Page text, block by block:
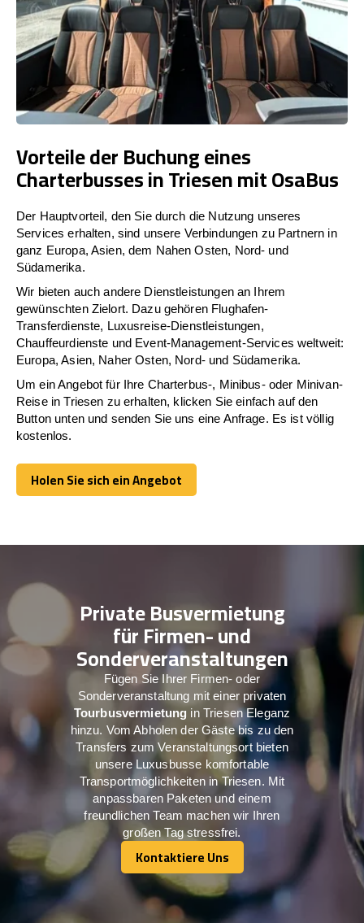
Vorteile der Buchung eines
Charterbusses in Triesen mit OsaBus
Der Hauptvorteil, den Sie durch die Nutzung unseres
Services erhalten, sind unsere Verbindungen zu Partnern in
ganz Europa, Asien, dem Nahen Osten, Nord- und
Südamerika.
Wir bieten auch andere Dienstleistungen an Ihrem
gewünschten Zielort. Dazu gehören Flughafen-
Transferdienste, Luxusreise-Dienstleistungen,
Chauffeurdienste und Event-Management-Services weltweit:
Europa, Asien, Naher Osten, Nord- und Südamerika.
Um ein Angebot für Ihre Charterbus-, Minibus- oder Minivan-
Reise in Triesen zu erhalten, klicken Sie einfach auf den
Button unten und senden Sie uns eine Anfrage. Es ist völlig
kostenlos.
Holen Sie sich ein Angebot
Holen Sie sich ein Angebot
Private Busvermietung
für Firmen- und
Sonderveranstaltungen
Fügen Sie Ihrer Firmen- oder
Sonderveranstaltung mit einer privaten
Tourbusvermietung in Triesen Eleganz
hinzu. Vom Abholen der Gäste bis zu den
Transfers zum Veranstaltungsort bieten
unsere Luxusbusse komfortable
Transportmöglichkeiten in Triesen. Mit
anpassbaren Paketen und einem
freundlichen Team machen wir Ihren
großen Tag stressfrei.
Kontaktiere Uns
Kontaktiere Uns